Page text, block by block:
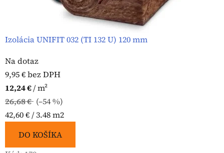
Izolácia UNIFIT 032 (TI 132 U) 120 mm
Na dotaz
9,95 € bez DPH
12,24 €/ m²
26,68 € (–54 %)
Jednotková
42,60 € / 3.48 m2
DO KOŠÍKA